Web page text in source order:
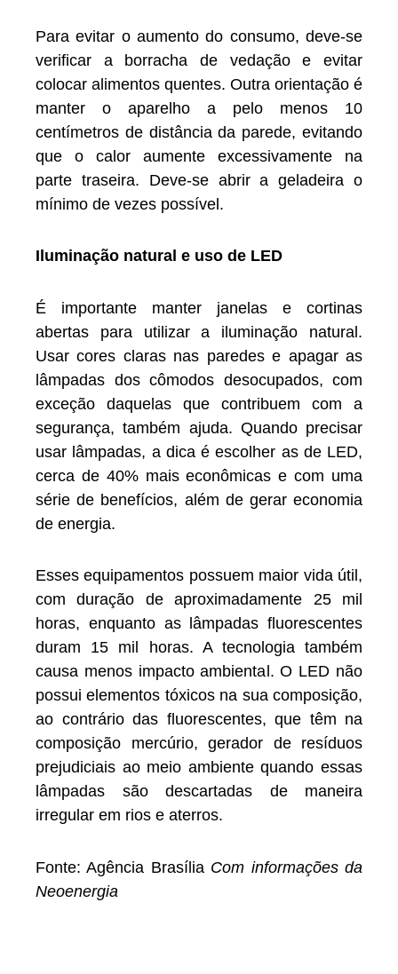
Para evitar o aumento do consumo, deve-se
verificar a borracha de vedação e evitar
colocar alimentos quentes. Outra orientação é
manter o aparelho a pelo menos 10
centímetros de distância da parede, evitando
que o calor aumente excessivamente na
parte traseira. Deve-se abrir a geladeira o
mínimo de vezes possível.
Iluminação natural e uso de LED
É importante manter janelas e cortinas
abertas para utilizar a iluminação natural.
Usar cores claras nas paredes e apagar as
lâmpadas dos cômodos desocupados, com
exceção daquelas que contribuem com a
segurança, também ajuda. Quando precisar
usar lâmpadas, a dica é escolher as de LED,
cerca de 40% mais econômicas e com uma
série de benefícios, além de gerar economia
de energia.
Esses equipamentos possuem maior vida útil,
com duração de aproximadamente 25 mil
horas, enquanto as lâmpadas fluorescentes
duram 15 mil horas. A tecnologia também
causa menos impacto ambiental. O LED não
possui elementos tóxicos na sua composição,
ao contrário das fluorescentes, que têm na
composição mercúrio, gerador de resíduos
prejudiciais ao meio ambiente quando essas
lâmpadas são descartadas de maneira
irregular em rios e aterros.
Fonte: Agência Brasília Com informações da
Neoenergia